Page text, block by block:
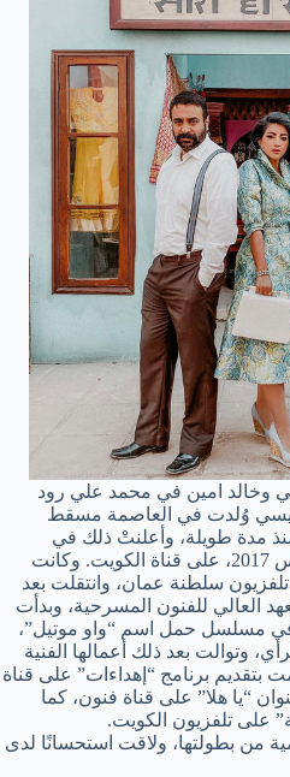
وخالد امين في محمد علي رود
وُلدت في العاصمة مسقط
مدة طويلة، وأعلنتْ ذلك في
برنامج “الليلة”، بتاريخ 28 أغسطس 2017، على قناة الكويت. وكانت
تلفزيون سلطنة عمان، وانتقلت بعد
العالي للفنون المسرحية، وبدأت
في مسلسل حمل اسم “واو موتيل”،
وتوالت بعد ذلك أعمالها الفنية
بتقديم برنامج “إهداءات” على قناة
“يا هلا” على قناة فنون، كما
على تلفزيون الكويت.
من بطولتها، ولاقت استحسانًا لدى